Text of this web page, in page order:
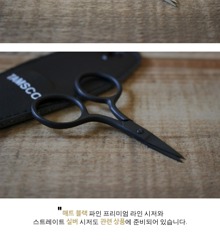
"매트 블랙파인 프리미엄 라인 시저와
스트레이트 실버 시저 도 관련 상품에 준비되어 있습니다.